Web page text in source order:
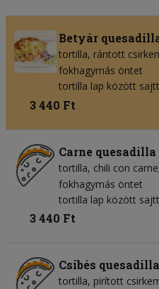
Betyár
tortilla rántott
fokhagymás öntet
tortilla lap között
3 440 Ft
Carne quesadilla
tortilla chili con carne
fokhagymás öntet
tortilla lap között
3 440 Ft
Csibés quesadilla
tortilla pirított